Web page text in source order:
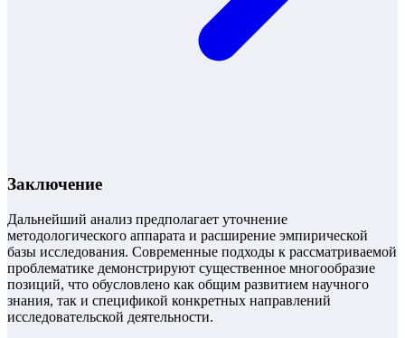
Заключение
Дальнейший анализ предполагает уточнение
методологического аппарата и расширение эмпирической
базы исследования. Современные подходы к рассматриваемой
проблематике демонстрируют существенное многообразие
позиций, что обусловлено как общим развитием научного
знания, так и спецификой конкретных направлений
исследовательской деятельности.